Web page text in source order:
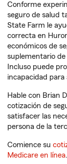
Conforme
seguro de salud
State Farm le
correcta en
económicos de
suplementario
Incluso puede
incapacidad para
Hable con Brian
cotización de
satisfacer las
persona de la
Comience su
Medicare en línea.